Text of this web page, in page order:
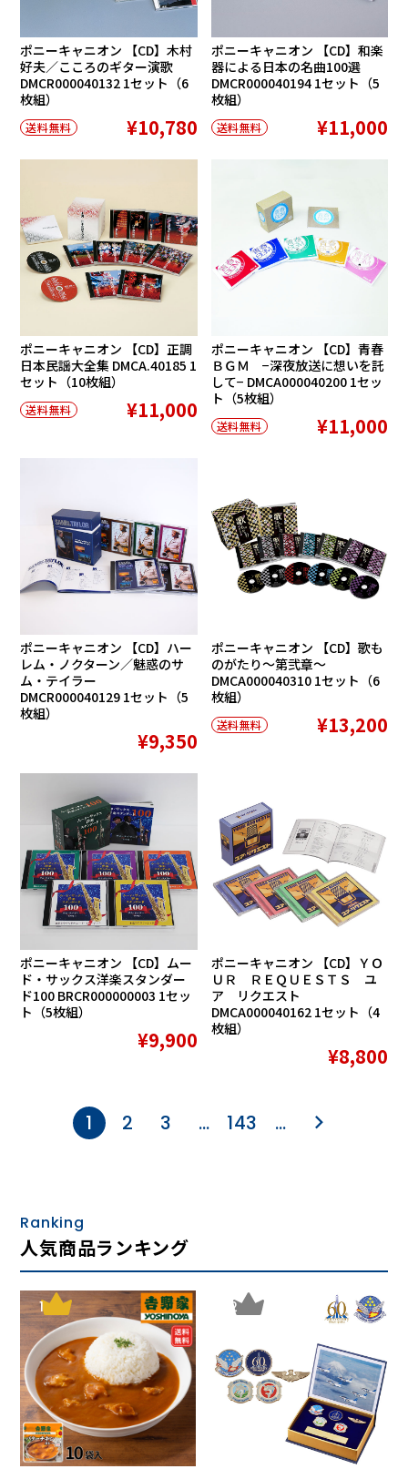
ポニーキャニオン 【CD】木村
好夫／こころのギター演歌
DMCR000040132 1セット（6
枚組）
送料無料 ¥10,780
ポニーキャニオン 【CD】和楽
器による日本の名曲100選
DMCR000040194 1セット（5
枚組）
送料無料 ¥11,000
ポニーキャニオン 【CD】正調
日本民謡大全集 DMCA.40185 1
セット（10枚組）
送料無料 ¥11,000
ポニーキャニオン 【CD】青春
ＢＧＭ −深夜放送に想いを託
して− DMCA000040200 1セッ
ト（5枚組）
送料無料 ¥11,000
ポニーキャニオン 【CD】ハー
レム・ノクターン／魅惑のサ
ム・テイラー
DMCR000040129 1セット（5
枚組）
¥9,350
ポニーキャニオン 【CD】歌も
のがたり〜第弐章〜
DMCA000040310 1セット（6
枚組）
送料無料 ¥13,200
ポニーキャニオン 【CD】ムー
ド・サックス洋楽スタンダー
ド100 BRCR000000003 1セッ
ト（5枚組）
¥9,900
ポニーキャニオン 【CD】ＹＯ
ＵＲ ＲＥＱＵＥＳＴＳ ユ
ア リクエスト
DMCA000040162 1セット（4
枚組）
¥8,800
1 2 3 … 143 …
Ranking
人気商品ランキング
1 2